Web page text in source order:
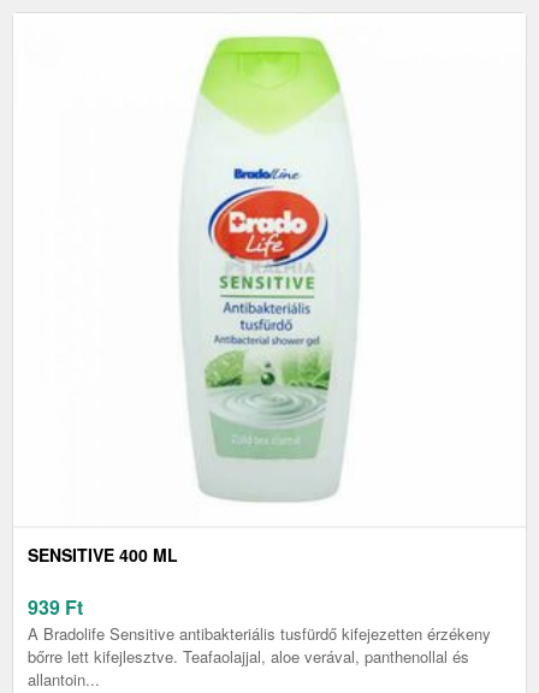
SENSITIVE 400 ML
939 Ft
A Bradolife Sensitive antibakteriális tusfürdő kifejezetten érzékeny
bőrre lett kifejlesztve. Teafaolajjal, aloe verával, panthenollal és
allantoin...